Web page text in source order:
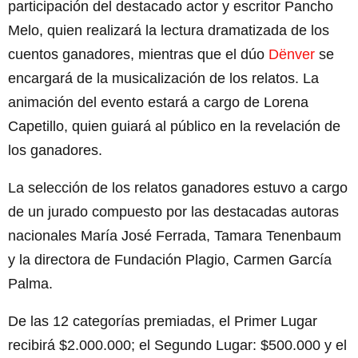
participación del destacado actor y escritor Pancho
Melo, quien realizará la lectura dramatizada de los
cuentos ganadores, mientras que el dúo Dënver se
encargará de la musicalización de los relatos. La
animación del evento estará a cargo de Lorena
Capetillo, quien guiará al público en la revelación de
los ganadores.
La selección de los relatos ganadores estuvo a cargo
de un jurado compuesto por las destacadas autoras
nacionales María José Ferrada, Tamara Tenenbaum
y la directora de Fundación Plagio, Carmen García
Palma.
De las 12 categorías premiadas, el Primer Lugar
recibirá $2.000.000; el Segundo Lugar: $500.000 y el